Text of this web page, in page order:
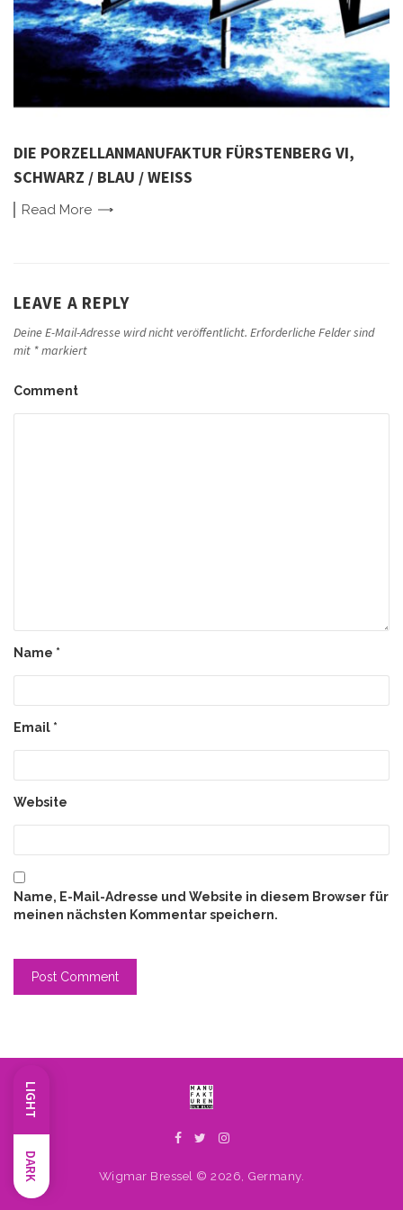
LIGHT
DARK
DIE PORZELLANMANUFAKTUR FÜRSTENBERG VI,
SCHWARZ / BLAU / WEISS
Read More
LEAVE A REPLY
Deine E-Mail-Adresse wird nicht veröffentlicht. Erforderliche Felder sind
mit *markiert
Comment
Name *
Email *
Website
Name, E-Mail-Adresse und Website in diesem Browser für
meinen nächsten Kommentar speichern.
Wigmar Bressel © 2026, Germany.